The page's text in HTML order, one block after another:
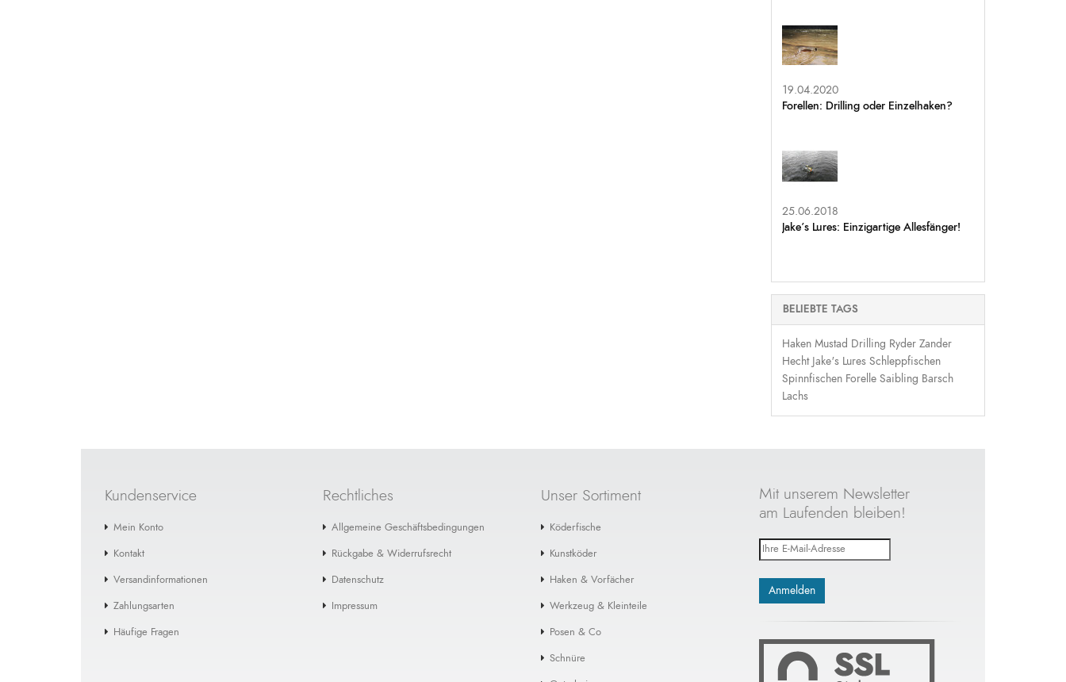
19.04.2020
Forellen: Drilling oder Einzelhaken?
25.06.2018
Jake’s Lures: Einzigartige Allesfänger!
BELIEBTE TAGS
Haken Mustad Drilling Ryder Zander
Hecht Jake's Lures Schleppfischen
Spinnfischen Forelle Saibling Barsch
Lachs
Kundenservice
Mein Konto
Kontakt
Versandinformationen
Zahlungsarten
Häufige Fragen
Rechtliches
Allgemeine Geschäftsbedingungen
Rückgabe & Widerrufsrecht
Datenschutz
Impressum
Unser Sortiment
Köderfische
Kunstköder
Haken & Vorfächer
Werkzeug & Kleinteile
Posen & Co
Schnüre
Mit unserem Newsletter
am Laufenden bleiben!